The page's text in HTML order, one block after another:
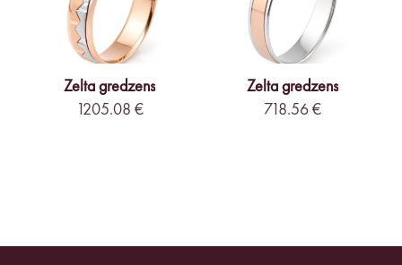
Zelta gredzens
1205.08 €
Zelta gredzens
718.56 €